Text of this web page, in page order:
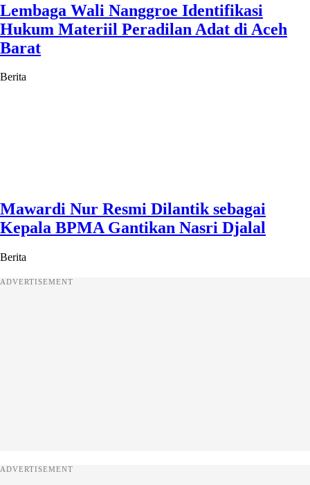
Lembaga Wali Nanggroe Identifikasi
Hukum Materiil Peradilan Adat di Aceh
Barat
Berita
Mawardi Nur Resmi Dilantik sebagai
Kepala BPMA Gantikan Nasri Djalal
Berita
ADVERTISEMENT
ADVERTISEMENT